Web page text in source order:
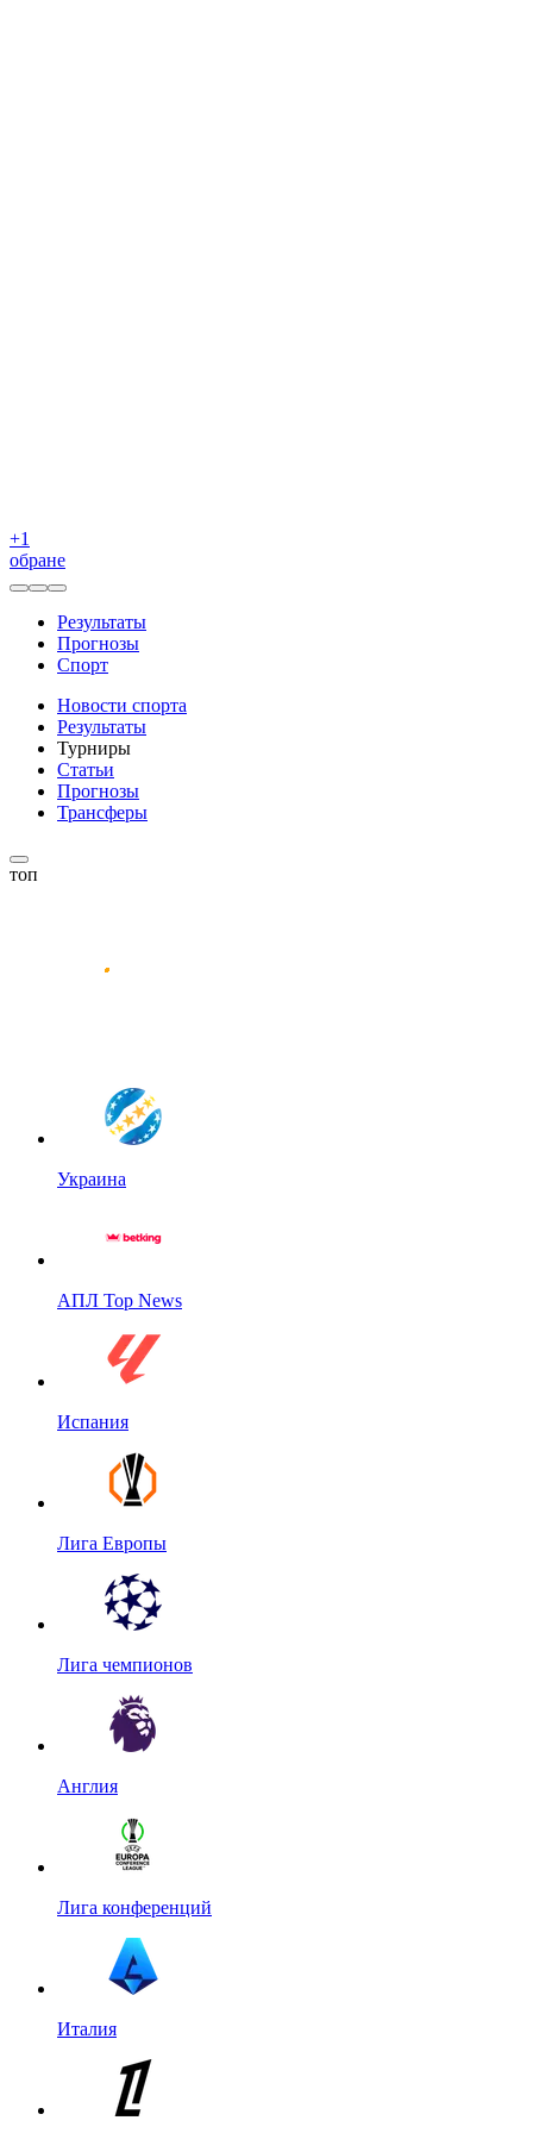
+1
обране
Результаты
Прогнозы
Спорт
Новости спорта
Результаты
Турниры
Статьи
Прогнозы
Трансферы
топ
Украина
АПЛ Top News
Испания
Лига Европы
Лига чемпионов
Англия
Лига конференций
Италия